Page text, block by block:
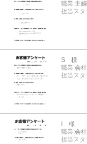
職業:主婦
担当スタ
S 様
職業:会
担当スタ
I 様
職業:会
担当スタ